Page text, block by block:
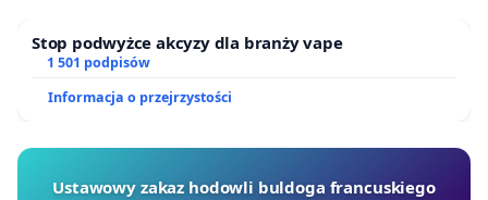
Stop podwyżce akcyzy dla branży vape
1 501 podpisów
Informacja o przejrzystości
Ustawowy zakaz hodowli buldoga francuskiego